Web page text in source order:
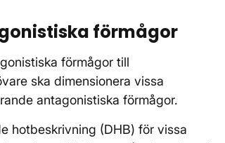
förmågor
förmågor till
ska dimensionera vissa
antagonistiska förmågor.
hotbeskrivning (DHB) för vissa